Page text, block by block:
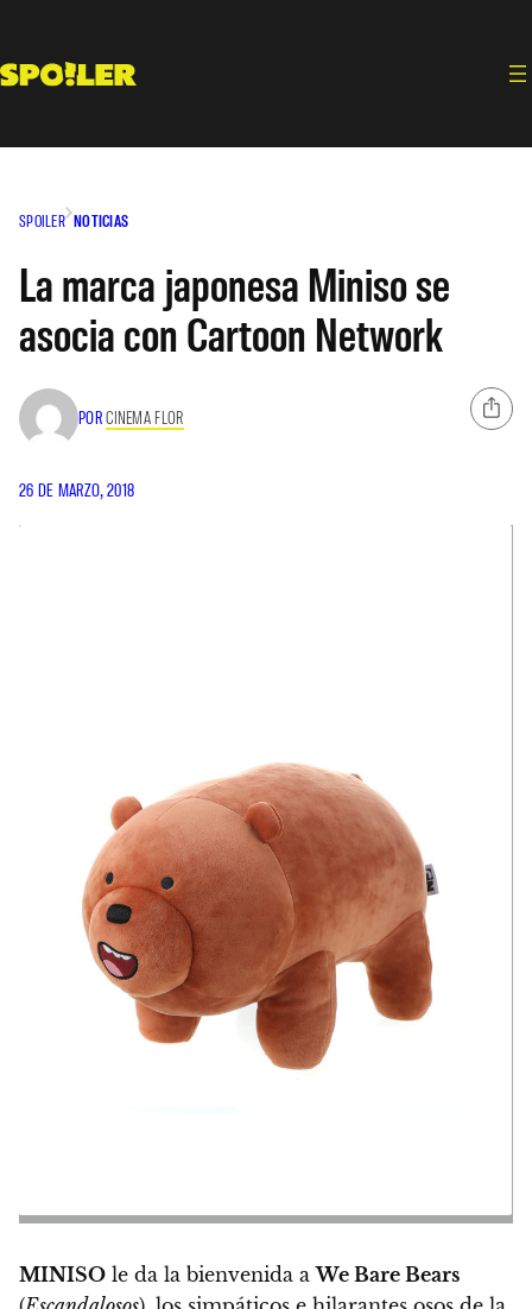
contenido
SPOILER NOTICIAS
La marca japonesa Miniso se
asocia con Cartoon Network
PORCINEMA FLOR
26 DE MARZO, 2018
MINISO le da la bienvenida aWe Bare Bears